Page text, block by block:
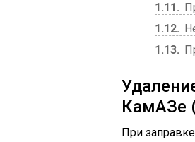
1.11
1.12
1.13
КамАЗе
При